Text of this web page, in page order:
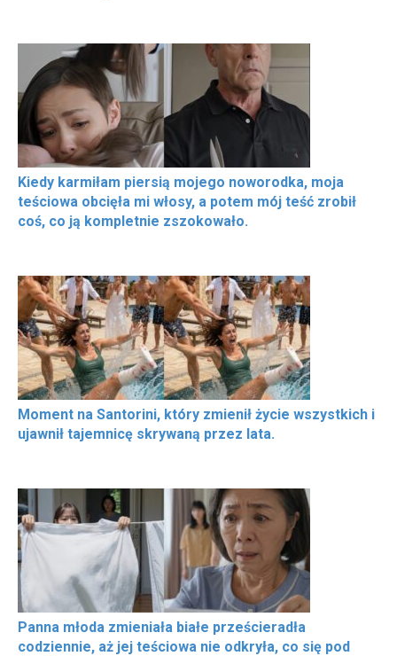
Kiedy karmiłam piersią mojego noworodka, moja
teściowa obcięła mi włosy, a potem mój teść zrobił
coś, co ją kompletnie zszokowało.
Moment na Santorini, który zmienił życie wszystkich i
ujawnił tajemnicę skrywaną przez lata.
Panna młoda zmieniała białe prześcieradła
codziennie, aż jej teściowa nie odkryła, co się pod